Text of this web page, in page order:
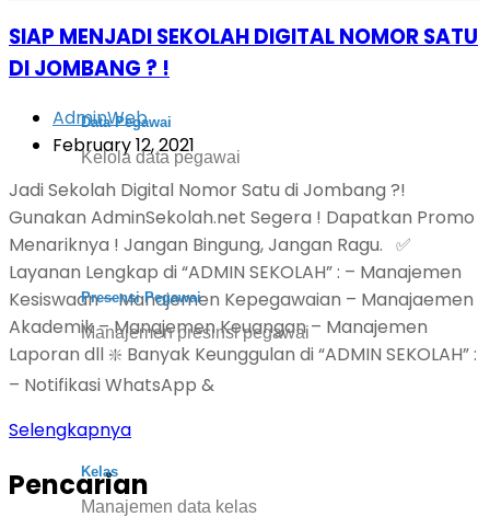
Data Pegawai
Kelola data pegawai
Presensi Pegawai
Manajemen presinsi pegawai
Kelas
Manajemen data kelas
SIAP MENJADI SEKOLAH DIGITAL NOMOR SATU
DI JOMBANG ? !
AdminWeb
February 12, 2021
Jadi Sekolah Digital Nomor Satu di Jombang ?!
Gunakan AdminSekolah.net Segera ! Dapatkan Promo
Menariknya ! Jangan Bingung, Jangan Ragu. ✅
Layanan Lengkap di “ADMIN SEKOLAH” : – Manajemen
Kesiswaan – Manajemen Kepegawaian – Manajaemen
Akademik – Manajemen Keuangan – Manajemen
Laporan dll ❇️ Banyak Keunggulan di “ADMIN SEKOLAH” :
– Notifikasi WhatsApp &
Selengkapnya
Pencarian